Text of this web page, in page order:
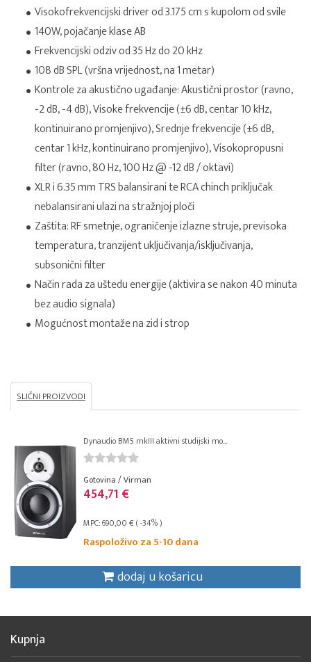
Visokofrekvencijski driver od 3.175 cm s kupolom od svile
140W, pojačanje klase AB
Frekvencijski odziv od 35 Hz do 20 kHz
108 dB SPL (vršna vrijednost, na 1 metar)
Kontrole za akustično ugađanje: Akustični prostor (ravno,
-2 dB, -4 dB), Visoke frekvencije (±6 dB, centar 10 kHz,
kontinuirano promjenjivo), Srednje frekvencije (±6 dB,
centar 1 kHz, kontinuirano promjenjivo), Visokopropusni
filter (ravno, 80 Hz, 100 Hz @ -12 dB / oktavi)
XLR i 6.35 mm TRS balansirani te RCA chinch priključak
nebalansirani ulazi na stražnjoj ploči
Zaštita: RF smetnje, ograničenje izlazne struje, previsoka
temperatura, tranzijent uključivanja/isključivanja,
subsonični filter
Način rada za uštedu energije (aktivira se nakon 40 minuta
bez audio signala)
Mogućnost montaže na zid i strop
SLIČNI PROIZVODI
Dynaudio BM5 mkIII aktivni studijski mo...
Gotovina / Virman
454,71 €
MPC: 690,00 € ( -34% )
Raspoloživo za 5-10 dana
dodaj u košaricu
Kupnja